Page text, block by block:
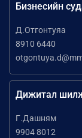
Бизнесийн
Д.Отгонтуяа
8910 6440
Дижитал
Г.Дашням
9904 8012